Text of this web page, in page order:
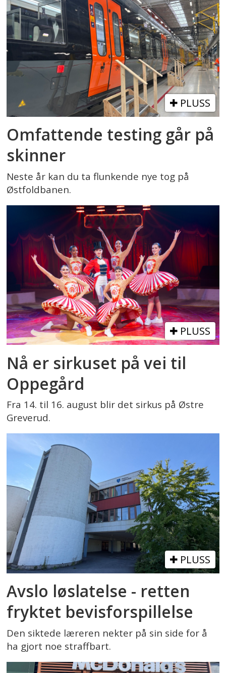
PLUSS
Omfattende testing går på
skinner
Neste år kan du ta flunkende nye tog på
Østfoldbanen.
PLUSS
Nå er sirkuset på vei til
Oppegård
Fra 14. til 16. august blir det sirkus på Østre
Greverud.
PLUSS
Avslo løslatelse - retten
fryktet bevisforspillelse
Den siktede læreren nekter på sin side for å
ha gjort noe straffbart.